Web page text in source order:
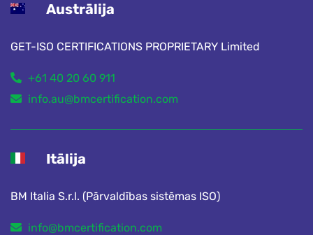
Austrālija
GET-ISO CERTIFICATIONS PROPRIETARY Limited
+61 40 20 60 911
info.au@bmcertification.com
Itālija
BM Italia S.r.l. (Pārvaldības sistēmas ISO)
info@bmcertification.com